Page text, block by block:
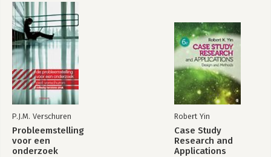
Perspectieven op
leiderschap
Het vertrouwen
zoek
Toekomst van de
bestuurskunde
Openbaar Bestuur
P.J.M. Verschuren
Probleemstelling
voor een
onderzoek
Robert Yin
Case Study
Research and
Applications